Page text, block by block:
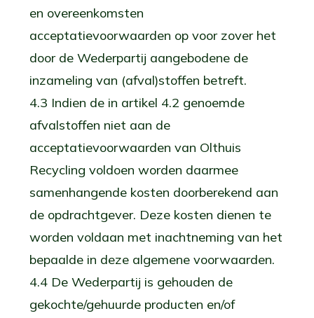
en overeenkomsten
acceptatievoorwaarden op voor zover het
door de Wederpartij aangebodene de
inzameling van (afval)stoffen betreft.
4.3 Indien de in artikel 4.2 genoemde
afvalstoffen niet aan de
acceptatievoorwaarden van Olthuis
Recycling voldoen worden daarmee
samenhangende kosten doorberekend aan
de opdrachtgever. Deze kosten dienen te
worden voldaan met inachtneming van het
bepaalde in deze algemene voorwaarden.
4.4 De Wederpartij is gehouden de
gekochte/gehuurde producten en/of